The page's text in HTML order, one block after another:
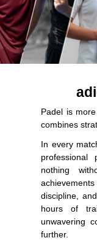
Padel is
combines
In every
nothing
discipline,
hours of
unwavering
further.